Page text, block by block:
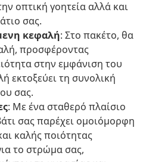
οπτική γοητεία αλλά και
σας.
κεφαλή: Στο πακέτο, θα
προσφέροντας
στην εμφάνιση του
εκτοξεύει τη συνολική
σας.
: Με ένα σταθερό πλαίσιο
σας παρέχει ομοιόμορφη
καλής ποιότητας
το στρώμα σας,